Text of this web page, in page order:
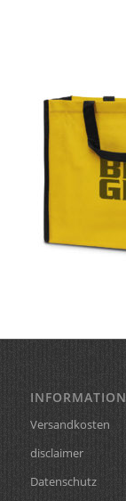
INFORMATION
Versandkosten
disclaimer
Datenschutz